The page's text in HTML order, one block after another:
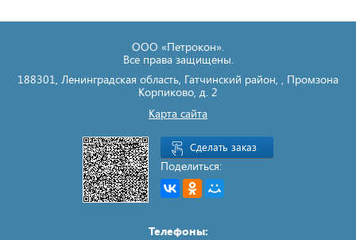
ООО «Петрокон».
Все права защищены.
188301, Ленинградская область, Гатчинский район, , Промзона
Корпиково, д. 2
Карта сайта
Сделать заказ
Поделиться:
Телефоны: